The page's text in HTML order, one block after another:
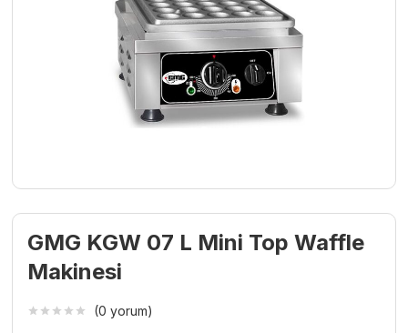
GMG KGW 07 L Mini Top Waffle
Makinesi
(0 yorum)